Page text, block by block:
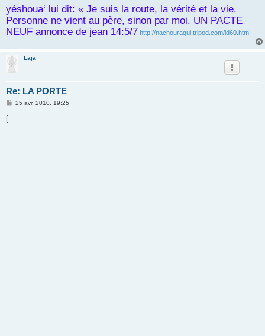
yéshoua‘ lui dit: « Je suis la route, la vérité et la vie.
Personne ne vient au père, sinon par moi. UN PACTE
NEUF annonce de jean 14:5/7 http://nachouraqui.tripod.com/id60.htm
Laja
Re: LA PORTE
M25 avr. 2010, 19:25
[